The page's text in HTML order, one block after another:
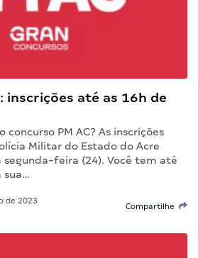
inscrições até as 16h de
concurso PM AC? As inscrições
Militar do Estado do Acre
feira (24). Você tem até
sua…
de 2023
Compartilhe